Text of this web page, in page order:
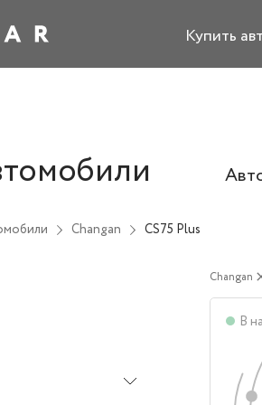
Купить
Changan CS75 Plus
Changan
В